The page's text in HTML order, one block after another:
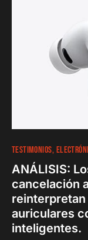
TESTIMONIOS
ANÁLISIS:
cancelación
auriculares
inteligentes.